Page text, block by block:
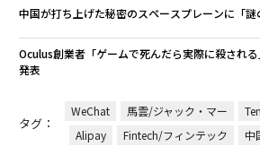
中国が打ち上げた秘密のスペースプレーンに「
Oculus創業者「ゲームで死んだら実際に殺され
発表
タグ：
WeChat 馬雲/ジャック・マー
Alipay
Fintech/フィンテック 中